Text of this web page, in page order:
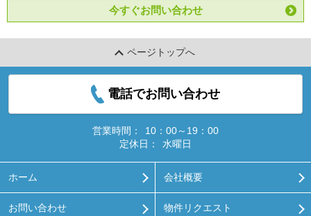
今すぐお問い合わせ
ページトップへ
電話でお問い合わせ
営業時間：
10：00～19：00
定休日：
水曜日
ホーム 会社概要
お問い合わせ 物件リクエスト